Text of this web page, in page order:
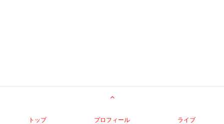
トップ プロフィール ライブ